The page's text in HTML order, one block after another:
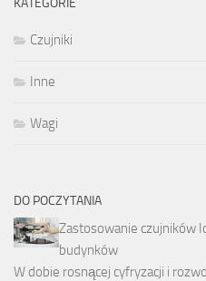
Czujniki
Inne
Wagi
DO POCZYTANIA
Zastosowanie czujników
budynków
W dobie rosnącej cyfryzacji i